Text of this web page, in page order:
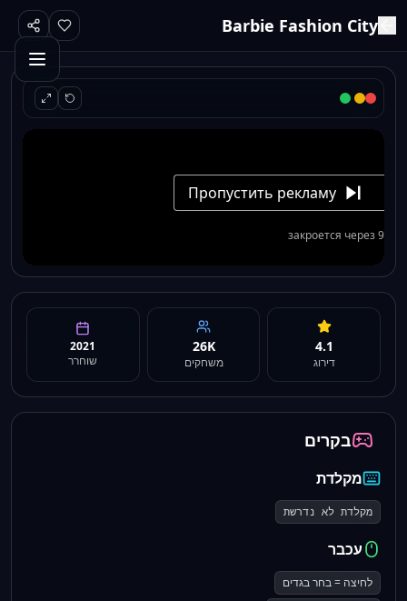
Barbie Fashion City
4.1
דירוג
26K
משחקים
2021
שוחרר
בקרים
מקלדת
מקלדת לא נדרשת
עכבר
לחיצה = בחר בגדים